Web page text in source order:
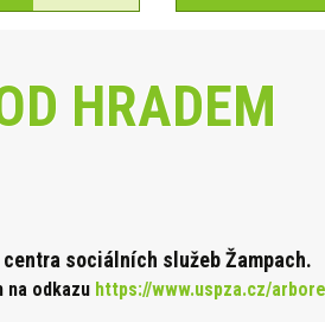
HRADEM
sociálních služeb Žampach.
na odkazu https://www.uspza.cz/